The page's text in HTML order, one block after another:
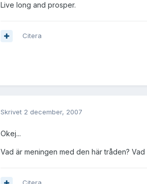
Live long and prosper.
Citera
Skrivet 2 december, 2007
Okej...
Vad är meningen med den här tråden?